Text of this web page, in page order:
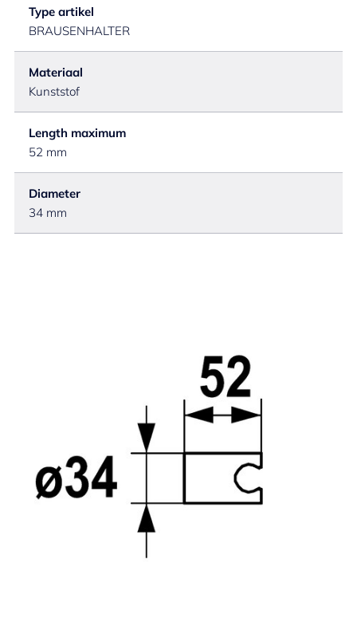
Type artikel
BRAUSENHALTER
Materiaal
Kunststof
Length maximum
52 mm
Diameter
34 mm